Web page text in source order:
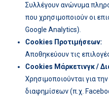
Συλλέγουν ανώνυμα
που χρησιμοποιούν οι
Google Analytics).
Cookies Προτιμήσεων:
Αποθηκεύουν τις
Cookies Μάρκετινγκ /
Χρησιμοποιούνται για
διαφημίσεων (π.χ.